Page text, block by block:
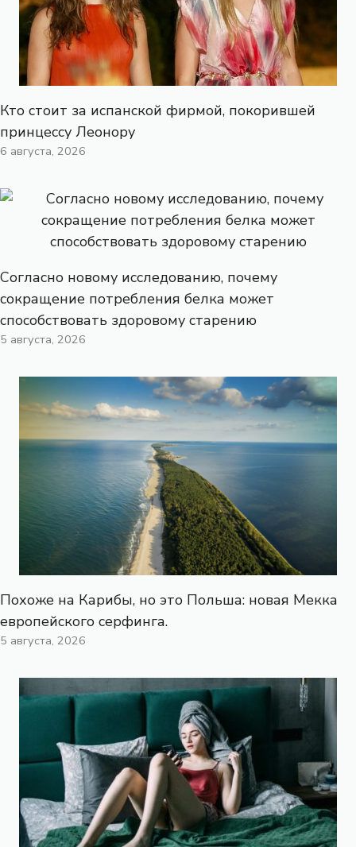
Кто стоит за испанской фирмой, покорившей
принцессу Леонору
6 августа, 2026
Согласно новому исследованию, почему
сокращение потребления белка может
способствовать здоровому старению
5 августа, 2026
Похоже на Карибы, но это Польша: новая Мекка
европейского серфинга.
5 августа, 2026